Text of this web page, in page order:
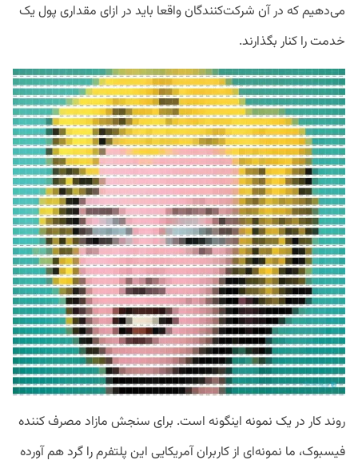
می‌دهیم که در آن شرکت‌کنندگان واقعا باید در ازای مقداری پول یک
خدمت را کنار بگذارند.
روند کار در یک نمونه اینگونه است. برای سنجش مازاد مصرف کننده
فیسبوک، ما نمونه‌ای از کاربران آمریکایی این پلتفرم را گرد هم آورده